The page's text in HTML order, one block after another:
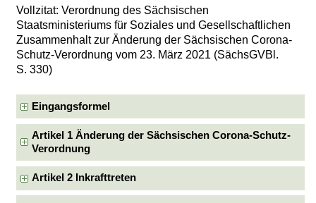
Vollzitat: Verordnung des Sächsischen
Staatsministeriums für Soziales und Gesellschaftlichen
Zusammenhalt zur Änderung der Sächsischen Corona-
Schutz-Verordnung vom 23. März 2021 (SächsGVBl.
S. 330)
Eingangsformel
Artikel 1 Änderung der Sächsischen Corona-Schutz-
Verordnung
Artikel 2 Inkrafttreten